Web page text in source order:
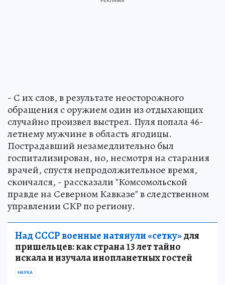
- С их слов, в результате неосторожного
обращения с оружием один из отдыхающих
случайно произвел выстрел. Пуля попала 46-
летнему мужчине в область ягодицы.
Пострадавший незамедлительно был
госпитализирован, но, несмотря на старания
врачей, спустя непродолжительное время,
скончался, - рассказали "Комсомольской
правде на Северном Кавказе" в следственном
управлении СКР по региону.
Над СССР военные натянули «сетку»для
пришельцев: как страна 13 лет тайно
искала и изучала инопланетных гостей
НАУКА